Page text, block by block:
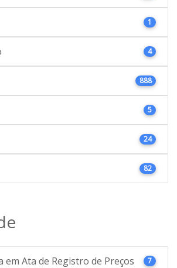
1
4
888
5
24
82
em Ata de Registro de Preços 7